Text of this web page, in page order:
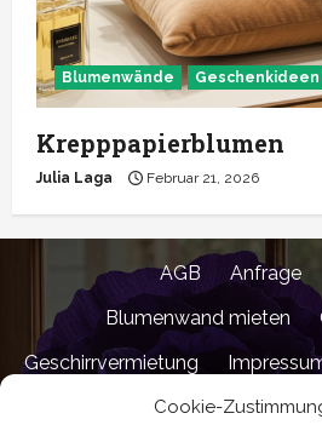
Cookie-
Blumenwände Geschenkideen
Krepppapierblumen
Julia Laga Februar 21, 2026
AGB Anfrage
Blumenwand mieten
Geschirrvermietung